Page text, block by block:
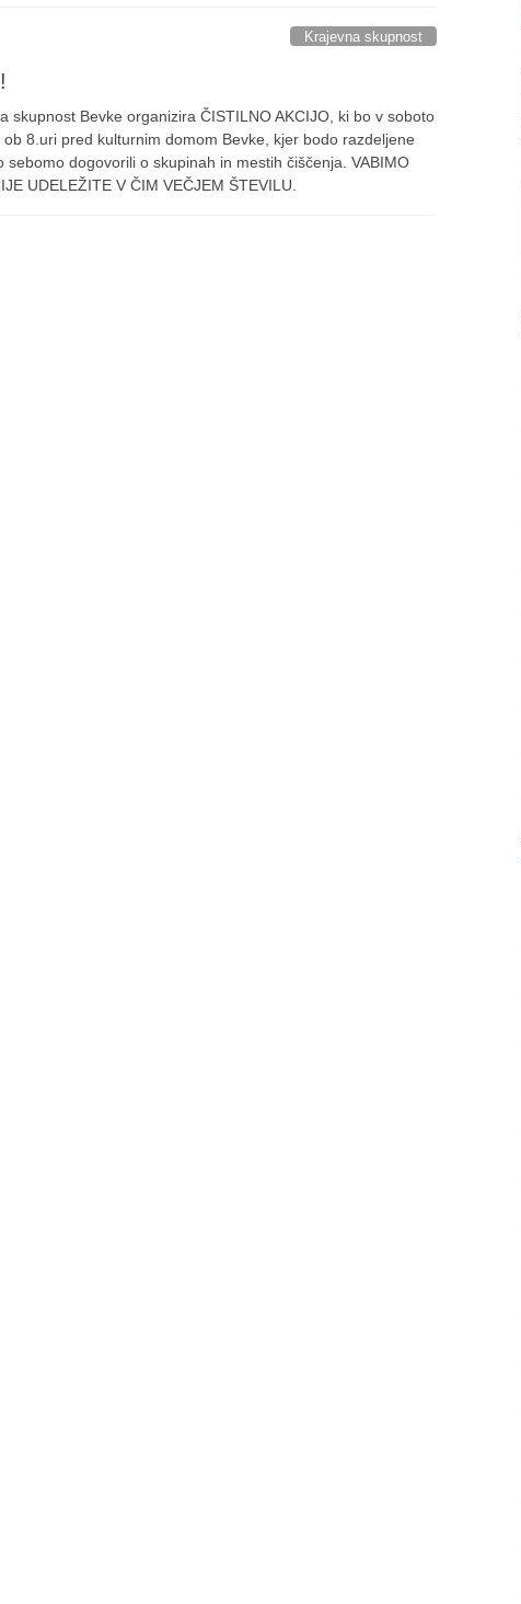
Krajevna skupnost
skupnost Bevke organizira ČISTILNO AKCIJO, ki bo v soboto
8.uri pred kulturnim domom Bevke, kjer bodo razdeljene
sebomo dogovorili o skupinah in mestih čiščenja. VABIMO
UDELEŽITE V ČIM VEČJEM ŠTEVILU.